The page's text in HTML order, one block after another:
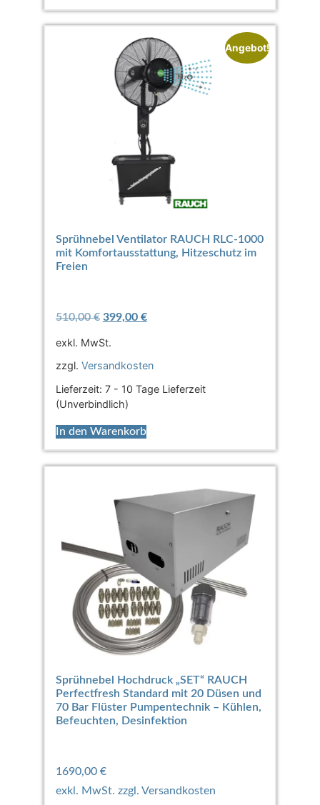
Angebot!
Sprühnebel Ventilator RAUCH RLC-1000
mit Komfortausstattung, Hitzeschutz im
Freien
510,00€ 399,00 €
exkl. MwSt.
zzgl. Versandkosten
Lieferzeit: 7 - 10 Tage Lieferzeit
(Unverbindlich)
In den Warenkorb
Sprühnebel Hochdruck „SET“ RAUCH
Perfectfresh Standard mit 20 Düsen und
70 Bar Flüster Pumpentechnik – Kühlen,
Befeuchten, Desinfektion
1690,00 €